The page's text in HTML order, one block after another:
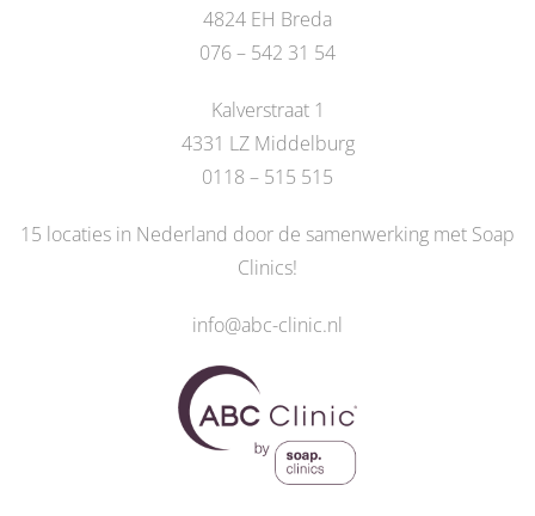
4824 EH Breda
076 – 542 31 54
Kalverstraat 1
4331 LZ Middelburg
0118 – 515 515
15 locaties in Nederland door de samenwerking met Soap
Clinics!
info@abc-clinic.nl